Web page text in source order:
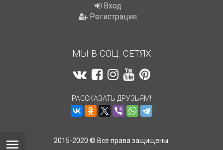
Вход
Регистрация
МЫ В СОЦ. СЕТЯХ
РАССКАЗАТЬ ДРУЗЬЯМ!
2015-2020 © Все права защищены.